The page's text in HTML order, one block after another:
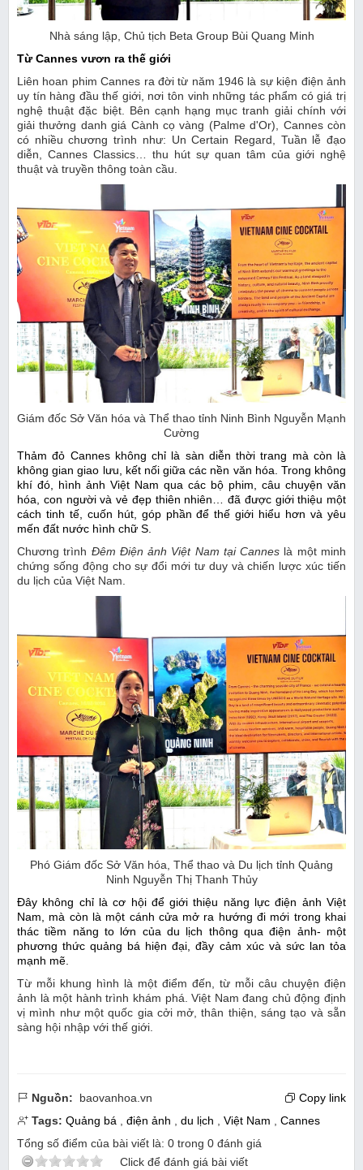
Nhà sáng lập, Chủ tịch Beta Group Bùi Quang Minh
Từ Cannes vươn ra thế giới
Liên hoan phim Cannes ra đời từ năm 1946 là sự kiện điện ảnh
uy tín hàng đầu thế giới, nơi tôn vinh những tác phẩm có giá trị
nghệ thuật đặc biệt. Bên cạnh hạng mục tranh giải chính với
giải thưởng danh giá Cành cọ vàng (Palme d'Or), Cannes còn
có nhiều chương trình như: Un Certain Regard, Tuần lễ đạo
diễn, Cannes Classics… thu hút sự quan tâm của giới nghệ
thuật và truyền thông toàn cầu.
Giám đốc Sở Văn hóa và Thể thao tỉnh Ninh Bình Nguyễn Mạnh
Cường
Thảm đỏ Cannes không chỉ là sàn diễn thời trang mà còn là
không gian giao lưu, kết nối giữa các nền văn hóa. Trong không
khí đó, hình ảnh Việt Nam qua các bộ phim, câu chuyện văn
hóa, con người và vẻ đẹp thiên nhiên… đã được giới thiệu một
cách tinh tế, cuốn hút, góp phần để thế giới hiểu hơn và yêu
mến đất nước hình chữ S.
Chương trình Đêm Điện ảnh Việt Nam tại Cannes là một minh
chứng sống động cho sự đổi mới tư duy và chiến lược xúc tiến
du lịch của Việt Nam.
Phó Giám đốc Sở Văn hóa, Thể thao và Du lịch tỉnh Quảng
Ninh Nguyễn Thị Thanh Thủy
Đây không chỉ là cơ hội để giới thiệu năng lực điện ảnh Việt
Nam, mà còn là một cánh cửa mở ra hướng đi mới trong khai
thác tiềm năng to lớn của du lịch thông qua điện ảnh- một
phương thức quảng bá hiện đại, đầy cảm xúc và sức lan tỏa
mạnh mẽ.
Từ mỗi khung hình là một điểm đến, từ mỗi câu chuyện điện
ảnh là một hành trình khám phá. Việt Nam đang chủ động định
vị mình như một quốc gia cởi mở, thân thiện, sáng tạo và sẵn
sàng hội nhập với thế giới.
Nguồn: baovanhoa.vn
Copy link
Tags: Quảng bá , điện ảnh , du lịch , Việt Nam , Cannes
Tổng số điểm của bài viết là: 0 trong 0 đánh giá
Click để đánh giá bài viết